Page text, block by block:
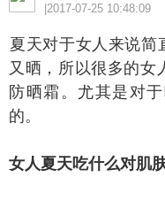
|2017-07-25 10:48:09
对于女人来说简
又晒，所以很多的女
防晒霜。尤其是对
的。
夏天吃什么对肌肤